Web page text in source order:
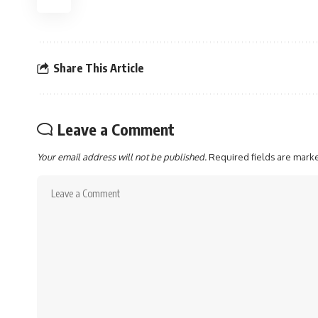
Share This Article
Leave a Comment
Your email address will not be published.Required fields are